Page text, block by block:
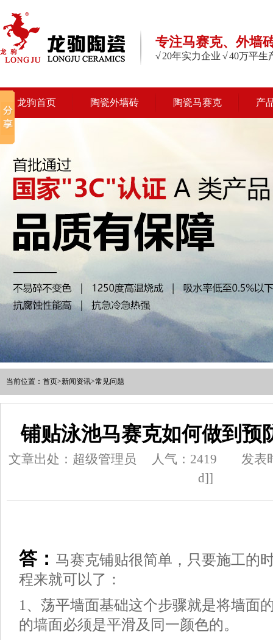
专注马赛克、外墙
√ 20年实力企业 √ 40万平
龙驹首页 陶瓷外墙砖 陶瓷马赛克 产
当前位置： 首页>新闻资讯>常见问题
铺贴泳池马赛克如何做到预
文章出处：超级管理员 人气： 2419
发表
d]]
答： 马赛克铺贴很简单，只要施工的
程来就可以了：
1、荡平墙面基础这个步骤就是将墙面
的墙面必须是平滑及同一颜色的。